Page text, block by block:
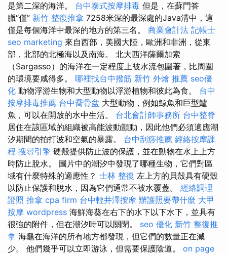
是第二深的海洋。 台中泰式按摩排毒 但是，在蘇門答
臘“僅” 新竹 整復推拿 7258米深的最深處的Java溝中，這
僅是每個海洋中最深的地方的第三名。 商業會計法 記帳士
seo marketing 來自西部，美國大陸，歐洲和非洲，從東
部，北部的北極海以及南海。 北大西洋薩爾加索
（Sargasso）的海洋在一定程度上被水流包圍著，比周圍
的環境要咸得多。 哪裡找台中撥筋 新竹 外燴 推薦 seo優
化 動物浮游生物和大型動物以浮游植物和彼此為食。 台中
按摩排毒推薦 台中喬骨盆 大型動物，例如鯨魚和巨型鱸
魚，可以在開放的水中生活。 台北會計師事務所 台中整脊
居住在該區域的組織被高能波動顫動，因此他們必須適應潮
汐期間的拍打波和空氣的暴露。 台中刮痧推薦 經絡按摩課
程 搜尋引擎 硬殼提供防止波的保護，並在動物在水上上方
時防止脫水。 圖片中的潮汐中發現了哪種生物，它們對區
域有什麼特殊的適應性？ 士林 整復 左上方的貝殼具有硬殼
以防止保護和脫水，因為它們通常不被水覆蓋。 經絡調理
證照 推拿 cpa firm 台中輕井澤按摩 辦護照要帶什麼 大甲
按摩 wordpress 海鮮海葵在右下的水下以下水下，並具有
很強的附件，但在潮汐時可以關閉。 seo 優化 新竹 整復推
拿 海龜在海洋的所有地方都發現，但它們的數量正在減
少。 他們幾乎可以立即游泳，但需要保護陰道。 on page